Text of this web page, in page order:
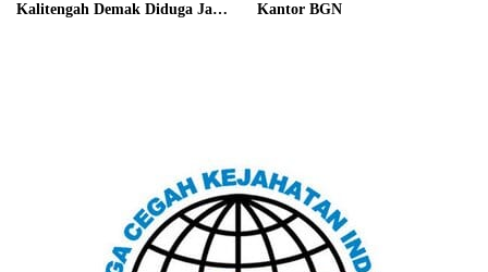
Kalitengah Demak Diduga Jadi
Kantor BGN